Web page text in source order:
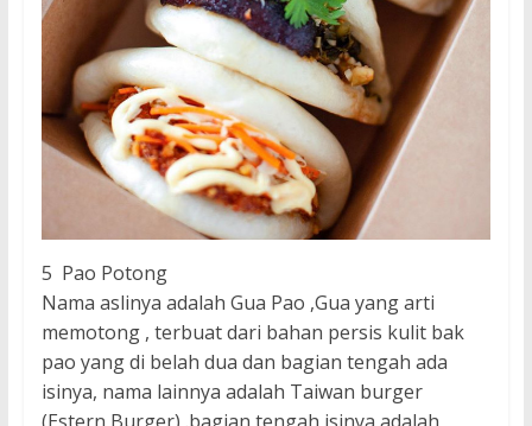
5 Pao Potong
Nama aslinya adalah Gua Pao ,Gua yang arti
memotong , terbuat dari bahan persis kulit bak
pao yang di belah dua dan bagian tengah ada
isinya, nama lainnya adalah Taiwan burger